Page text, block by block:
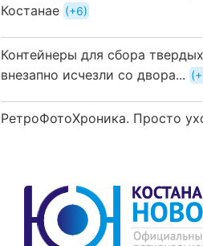
Костанае
+6
Контейнеры для сбора
внезапно исчезли со двора...
РетроФотоХроника. Просто